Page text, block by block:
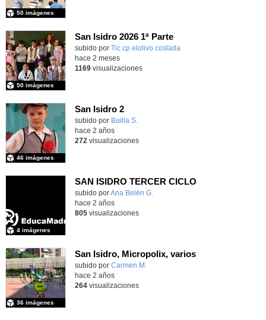
50 imágenes
San Isidro 2026 1ª Parte
subido por Tic cp elolivo coslada
50 imágenes
hace 2 meses
1169visualizaciones
San Isidro 2
subido por Bailla S.
46 imágenes
hace 2 años
272 visualizaciones
SAN ISIDRO TERCER CICLO
subido porAna Belén G.
4 imágenes
hace 2 años
805visualizaciones
San Isidro, Micropolix, varios
subido por Carmen M.
36 imágenes
hace 2 años
264visualizaciones